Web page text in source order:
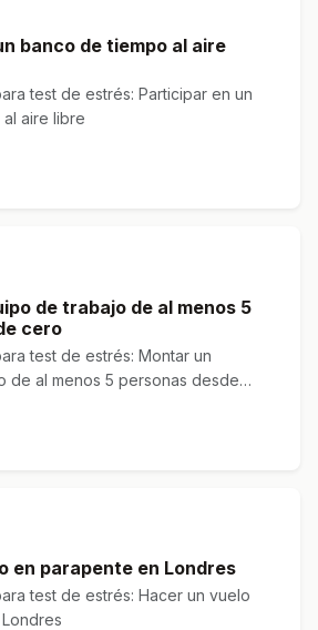
banco de tiempo al aire
test de estrés: Participar en un
aire libre
de trabajo de al menos 5
cero
test de estrés: Montar un
de al menos 5 personas desde
en parapente en Londres
test de estrés: Hacer un vuelo